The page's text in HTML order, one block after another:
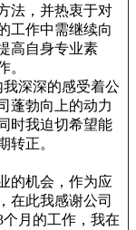
法，并热衷于对
工作中需继续向
高自身专业素
。
深深的感受着公
蓬勃向上的动力
时我迫切希望能
转正。
的机会，作为应
在此我感谢公司
月的工作，我在